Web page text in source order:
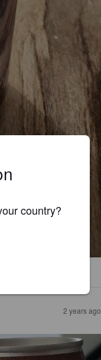
2 years ago
country?